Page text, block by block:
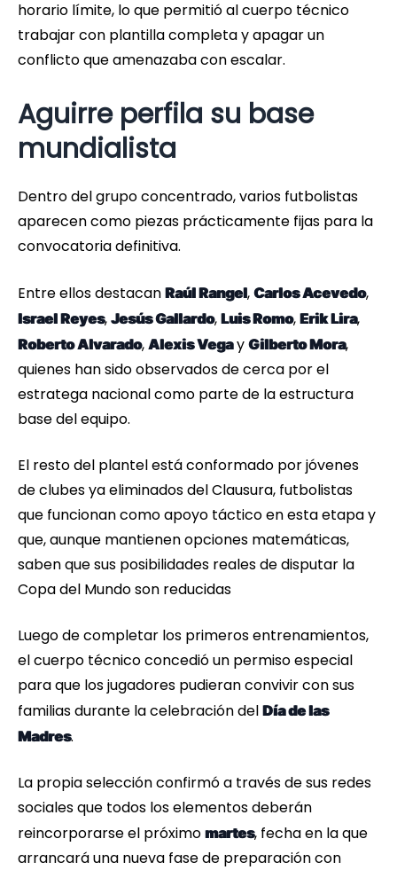
horario límite, lo que permitió al cuerpo técnico
trabajar con plantilla completa y apagar un
conflicto que amenazaba con escalar.
Aguirre perfila su base
mundialista
Dentro del grupo concentrado, varios futbolistas
aparecen como piezas prácticamente fijas para la
convocatoria definitiva.
Entre ellos destacan Raúl Rangel, Carlos Acevedo,
Israel Reyes, Jesús Gallardo, Luis Romo, Erik Lira,
Roberto Alvarado, Alexis Vegay Gilberto Mora,
quienes han sido observados de cerca por el
estratega nacional como parte de la estructura
base del equipo.
El resto del plantel está conformado por jóvenes
de clubes ya eliminados del Clausura, futbolistas
que funcionan como apoyo táctico en esta etapa y
que, aunque mantienen opciones matemáticas,
saben que sus posibilidades reales de disputar la
Copa del Mundo son reducidas
Luego de completar los primeros entrenamientos,
el cuerpo técnico concedió un permiso especial
para que los jugadores pudieran convivir con sus
familias durante la celebración del Día de las
Madres.
La propia selección confirmó a través de sus redes
sociales que todos los elementos deberán
reincorporarse el próximo martes, fecha en la que
arrancará una nueva fase de preparación con